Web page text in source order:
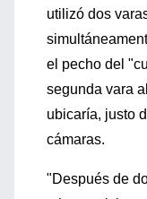
utilizó dos
el pecho del
segunda vara
ubicaría, justo
cámaras.
"Después de